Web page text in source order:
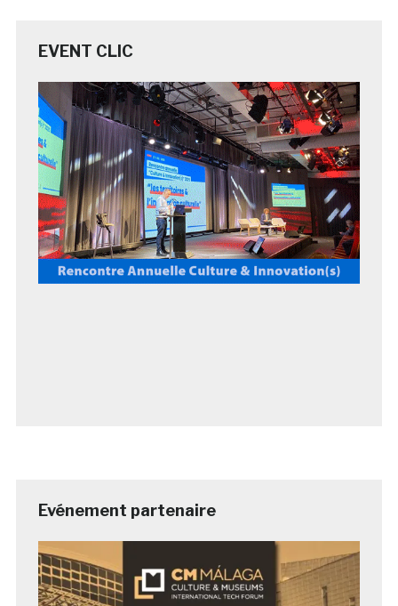
EVENT CLIC
Evénement partenaire